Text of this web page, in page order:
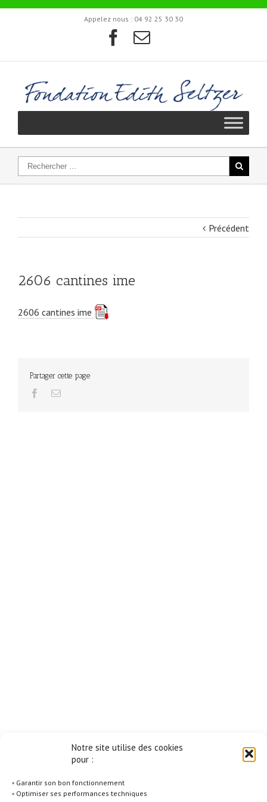
Notre site utilise des cookies
pour :
◦ Garantir son bon fonctionnement
◦ Optimiser ses performances techniques
Appelez nous : 04 92 25 30 30
Précédent
2606 cantines ime
2606 cantines ime
Partager cette page